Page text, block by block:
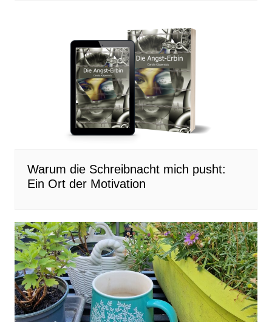
Warum die Schreibnacht mich pusht:
Ein Ort der Motivation